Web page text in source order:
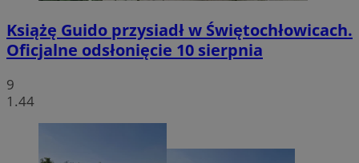
Książę Guido przysiadł w Świętochłowicach.
Oficjalne odsłonięcie 10 sierpnia
9
1.44